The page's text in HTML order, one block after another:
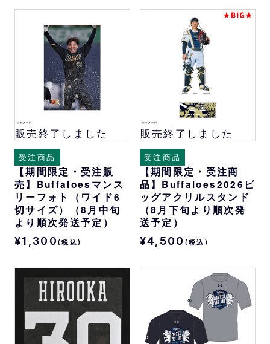
販売終了しました
受注商品
【期間限定・受注販
売】Buffaloesマンス
リーフォト（ワイド6
切サイズ）（8月中旬
より順次発送予定）
¥1,300 (税込)
販売終了しました
受注商品
【期間限定・受注商
品】Buffaloes2026ビ
ッグアクリルスタンド
（8月下旬より順次発
送予定）
¥4,500 (税込)